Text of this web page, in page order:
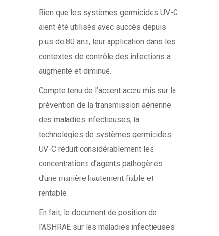
Bien que les systèmes germicides UV-C
aient été utilisés avec succès depuis
plus de 80 ans, leur application dans les
contextes de contrôle des infections a
augmenté et diminué.
Compte tenu de l’accent accru mis sur la
prévention de la transmission aérienne
des maladies infectieuses, la
technologies de systèmes germicides
UV-C réduit considérablement les
concentrations d’agents pathogènes
d’une manière hautement fiable et
rentable.
En fait, le document de position de
l’ASHRAE sur les maladies infectieuses